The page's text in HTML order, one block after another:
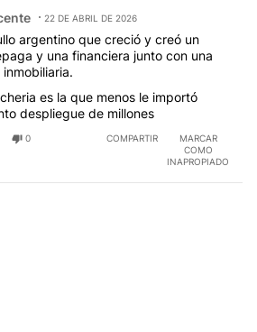
22 DE ABRIL DE 2026
argentino que creció y creó un
y una financiera junto con una
es la que menos le importó
despliegue de millones
0 COMPARTIR
MARCAR
COMO
INAPROPIADO